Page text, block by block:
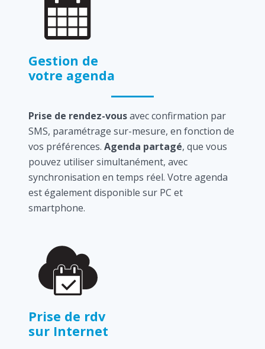
Gestion de
votre agenda
Prise de rendez-vousavec confirmation par
SMS, paramétrage sur-mesure, en fonction de
vos préférences. Agenda partagé, que vous
pouvez utiliser simultanément, avec
synchronisation en temps réel. Votre agenda
est également disponible sur PC et
smartphone.
Prise de rdv
sur Internet